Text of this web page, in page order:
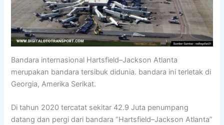
Bandara internasional Hartsfield–Jackson Atlanta
merupakan bandara tersibuk didunia. bandara ini terletak di
Georgia, Amerika Serikat.
Di tahun 2020 tercatat sekitar 42.9 Juta penumpang
datang dan pergi dari bandara “Hartsfield–Jackson Atlanta”